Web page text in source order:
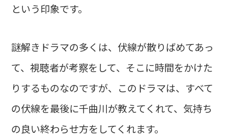
という印象です。
謎解きドラマの多くは、伏線が散りばめてあっ
て、視聴者が考察をして、そこに時間をかけた
りするものなのですが、このドラマは、すべて
の伏線を最後に千曲川が教えてくれて、気持ち
の良い終わらせ方をしてくれます。